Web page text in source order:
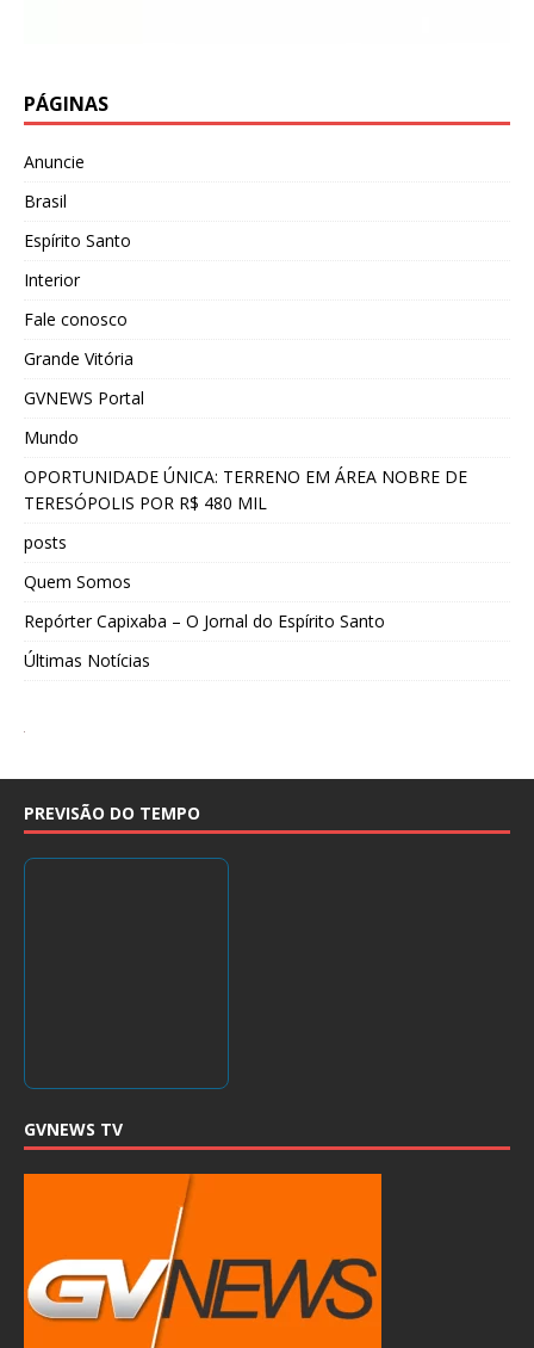
PÁGINAS
Anuncie
Brasil
Espírito Santo
Interior
Fale conosco
Grande Vitória
GVNEWS Portal
Mundo
OPORTUNIDADE ÚNICA: TERRENO EM ÁREA NOBRE DE
TERESÓPOLIS POR R$ 480 MIL
posts
Quem Somos
Repórter Capixaba – O Jornal do Espírito Santo
Últimas Notícias
PREVISÃO DO TEMPO
GVNEWS TV